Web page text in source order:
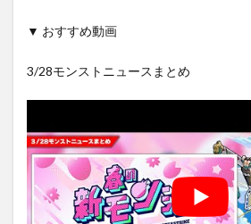
▼ おすすめ動画
3/28モンストニュースまとめ